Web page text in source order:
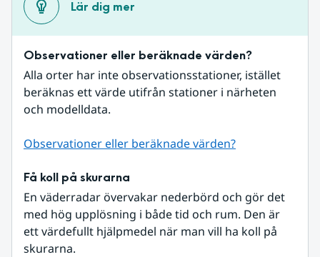
Lär dig mer
Observationer eller beräknade värden?
Alla orter har inte observationsstationer, istället
beräknas ett värde utifrån stationer i närheten
och modelldata.
Observationer eller beräknade värden?
Få koll på skurarna
En väderradar övervakar nederbörd och gör det
med hög upplösning i både tid och rum. Den är
ett värdefullt hjälpmedel när man vill ha koll på
skurarna.